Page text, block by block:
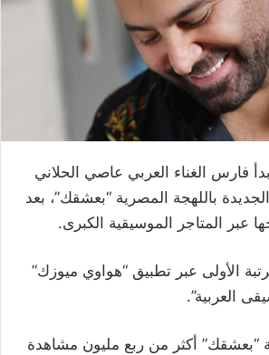
بدأ فارس الغناء العربي عاصي الحلاني
باللهجة المصرية “بعشقك”، بعد
عبر المتاجر الموسيقية الكبرى.
الأولى عبر تطبيق “هواوي ميوزك”
العربية”.
“بعشقك” أكثر من ربع مليون مشاهدة